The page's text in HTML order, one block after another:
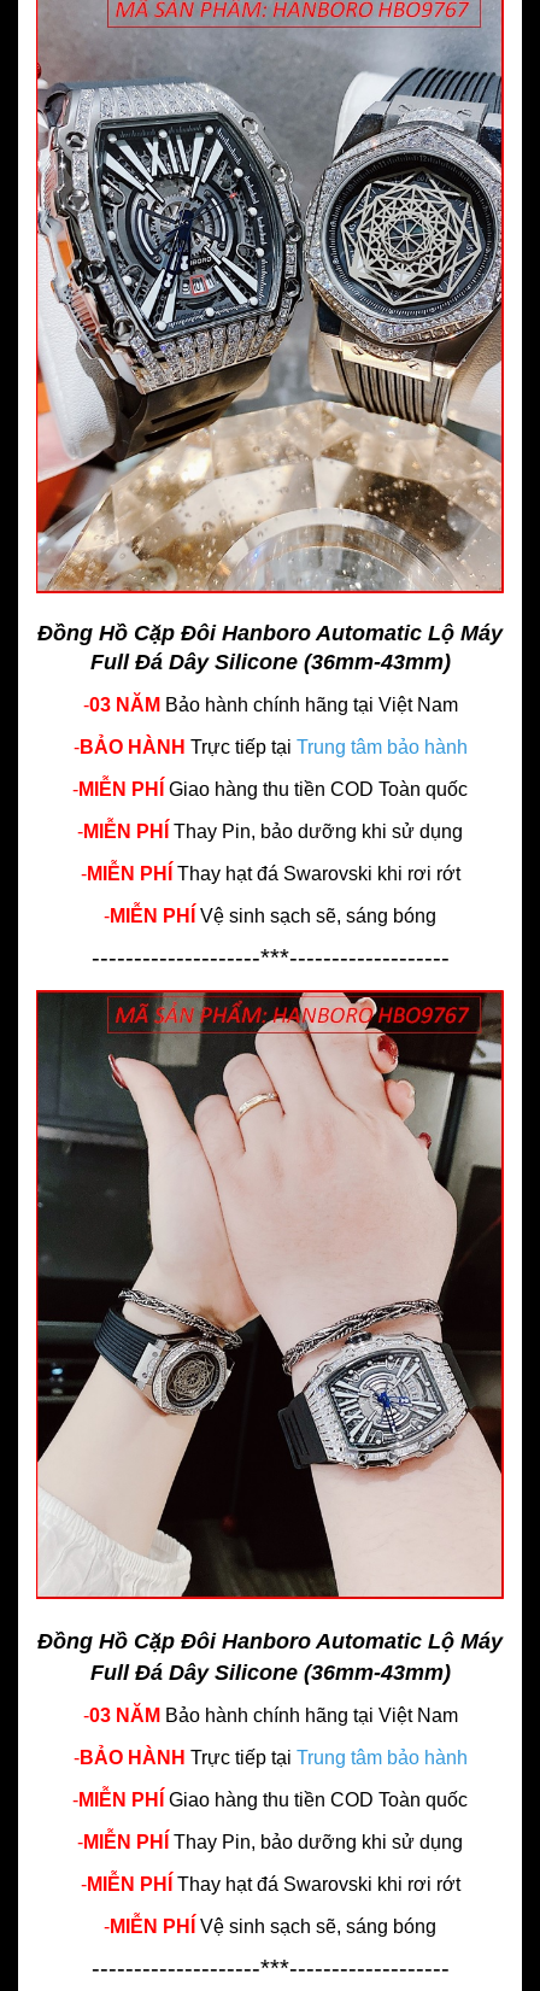
Đồng Hồ Cặp Đôi Hanboro Automatic Lộ Máy
Full Đá Dây Silicone (36mm-43mm)
-03 NĂM Bảo hành chính hãng tại Việt Nam
-BẢO HÀNH Trực tiếp tại Trung tâm bảo hành
-MIỄN PHÍ Giao hàng thu tiền COD Toàn quốc
-MIỄN PHÍ Thay Pin, bảo dưỡng khi sử dụng
-MIỄN PHÍ Thay hạt đá Swarovski khi rơi rớt
-MIỄN PHÍ Vệ sinh sạch sẽ, sáng bóng
--------------------***-------------------
Đồng Hồ Cặp Đôi Hanboro Automatic Lộ Máy
Full Đá Dây Silicone (36mm-43mm)
-03 NĂM Bảo hành chính hãng tại Việt Nam
-BẢO HÀNH Trực tiếp tại Trung tâm bảo hành
-MIỄN PHÍ Giao hàng thu tiền COD Toàn quốc
-MIỄN PHÍ Thay Pin, bảo dưỡng khi sử dụng
-MIỄN PHÍ Thay hạt đá Swarovski khi rơi rớt
-MIỄN PHÍ Vệ sinh sạch sẽ, sáng bóng
--------------------***-------------------